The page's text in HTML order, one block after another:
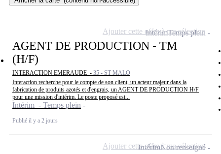
AGENT DE PRODUCTION - TM
(H/F)
INTERACTION EMERAUDE - 35 - ST MALO
Interaction recherche pour le compte de son client, un acteur majeur dans la
fabrication de produits azotés et d'engrais, un AGENT DE PRODUCTION H/F
pour une mission d'intérim. Le poste proposé est...
Intérim - Temps plein
Publié il y a 2 jours
IntérimTemps plein
Ajouter cette offre à ma sélection
IntérimNon renseigné
Ajouter cette offre à ma sélection